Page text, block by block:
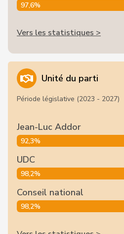
97,6%
Vers les statistiques >
Unité du parti
Période législative (2023 - 2027)
Jean-Luc Addor
92,3%
UDC
98,2%
Conseil national
98,2%